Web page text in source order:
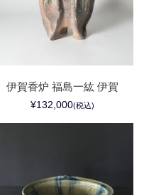
伊賀香炉 福島一紘 伊賀
¥132,000(税込)